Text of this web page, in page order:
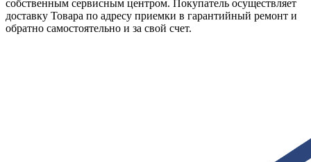
собственным сервисным центром. Покупатель осуществляет
доставку Товара по адресу приемки в гарантийный ремонт и
обратно самостоятельно и за свой счет.